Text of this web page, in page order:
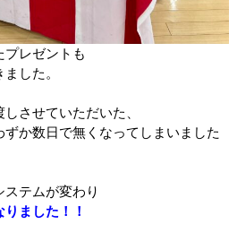
プレゼントも
した。
させていただいた、
か数日で無くなってしまいました
テムが変わり
ました！！